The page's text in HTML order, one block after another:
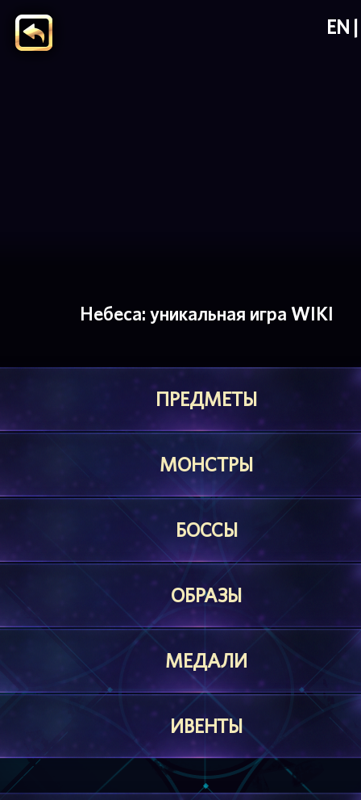
EN
Небеса: уникальная игра WIKI
ПРЕДМЕТЫ
МОНСТРЫ
БОССЫ
ОБРАЗЫ
МЕДАЛИ
ИВЕНТЫ